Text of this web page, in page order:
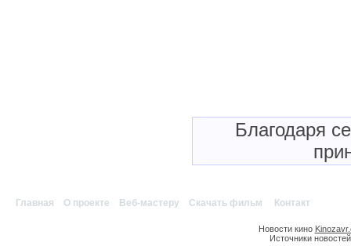
Благодаря
Главная О проекте Веб-мастеру Скачать фильм Контакт
Новости кино
Источники